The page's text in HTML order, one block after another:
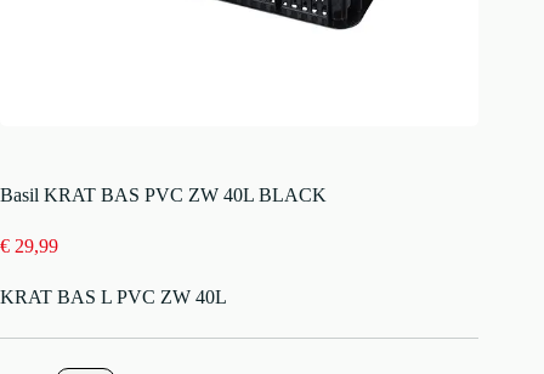
Basil KRAT BAS PVC ZW 40L BLACK
€ 29,99
KRAT BAS L PVC ZW 40L